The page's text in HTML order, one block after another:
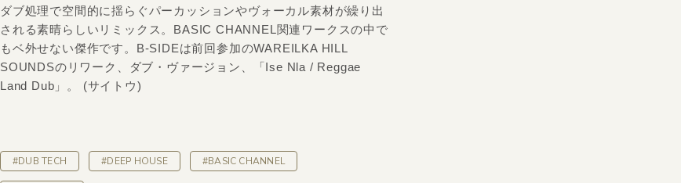
ダブ処理で空間的に揺らぐパーカッションやヴォーカル素材が繰り出
される素晴らしいリミックス。BASIC CHANNEL関連ワークスの中で
もベ外せない傑作です。B-SIDEは前回参加のWAREILKA HILL
SOUNDSのリワーク、ダブ・ヴァージョン、「Ise Nla / Reggae
Land Dub」。 (サイトウ)
#DUB TECH #DEEP HOUSE #BASIC CHANNEL